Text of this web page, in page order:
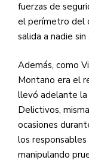
fuerzas de
el perímetro del
salida a nadie
Además, como
Montano era el
llevó adelante la
Delictivos,
ocasiones
los
manipulando